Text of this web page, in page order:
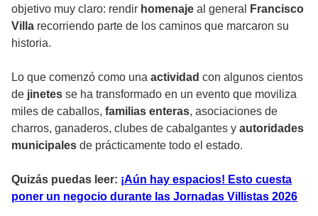
objetivo muy claro: rendir homenaje al general
Francisco
Villa recorriendo parte de los caminos que marcaron su
historia.
Lo que comenzó como una actividad con algunos cientos
de jinetes se ha transformado en un evento que moviliza
miles de caballos, familias enteras, asociaciones de
charros, ganaderos, clubes de cabalgantes y autoridades
municipales de prácticamente todo el estado.
Quizás puedas leer: ¡Aún hay espacios! Esto cuesta
poner un negocio durante las Jornadas Villistas 2026